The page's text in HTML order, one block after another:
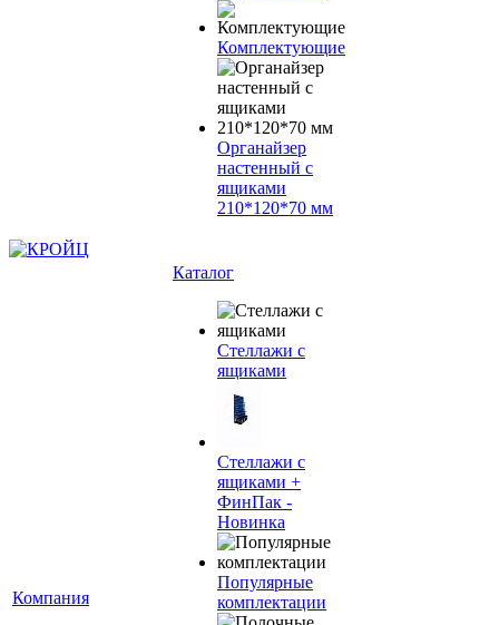
Комплектующие
Органайзер
настенный с
ящиками
210*120*70 мм
Компания
Каталог
Стеллажи с
ящиками
Стеллажи с
ящиками +
ФинПак -
Новинка
Популярные
комплектации